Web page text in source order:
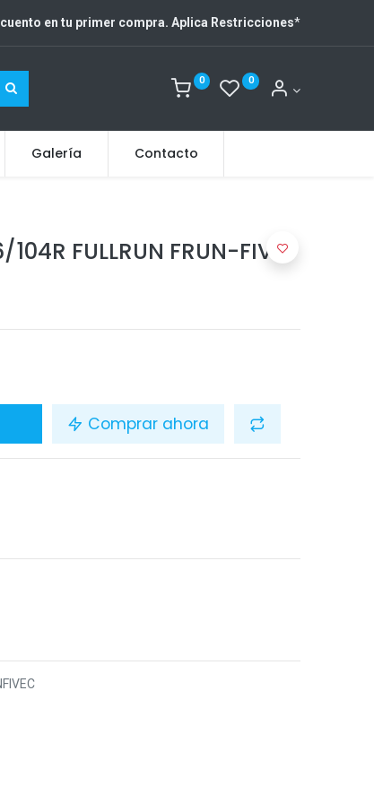
en tu primer compra. Aplica Restricciones*
0 0
Galería Contacto
104R FULLRUN FRUN-FIVE
Comprar ahora